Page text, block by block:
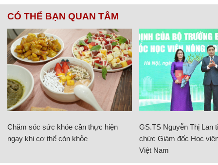
CÓ THỂ BẠN QUAN TÂM
Chăm sóc sức khỏe cần thực hiện
ngay khi cơ thể còn khỏe
GS.TS Nguyễn Thị Lan
chức Giám đốc Học
Việt Nam